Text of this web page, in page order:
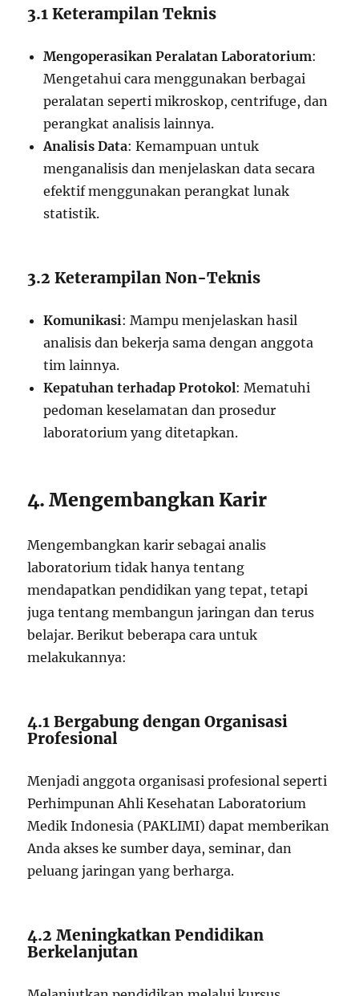
3.1 Keterampilan Teknis
Mengoperasikan Peralatan Laboratorium:
Mengetahui cara menggunakan berbagai
peralatan seperti mikroskop, centrifuge, dan
perangkat analisis lainnya.
Analisis Data: Kemampuan untuk
menganalisis dan menjelaskan data secara
efektif menggunakan perangkat lunak
statistik.
3.2 Keterampilan Non-Teknis
Komunikasi: Mampu menjelaskan hasil
analisis dan bekerja sama dengan anggota
tim lainnya.
Kepatuhan terhadap Protokol: Mematuhi
pedoman keselamatan dan prosedur
laboratorium yang ditetapkan.
4. Mengembangkan Karir
Mengembangkan karir sebagai analis
laboratorium tidak hanya tentang
mendapatkan pendidikan yang tepat, tetapi
juga tentang membangun jaringan dan terus
belajar. Berikut beberapa cara untuk
melakukannya:
4.1 Bergabung dengan Organisasi
Profesional
Menjadi anggota organisasi profesional seperti
Perhimpunan Ahli Kesehatan Laboratorium
Medik Indonesia (PAKLIMI) dapat memberikan
Anda akses ke sumber daya, seminar, dan
peluang jaringan yang berharga.
4.2 Meningkatkan Pendidikan
Berkelanjutan